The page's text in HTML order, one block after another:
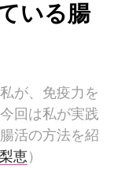
いる腸
が、免疫力を
回は私が実践
活の方法を紹
恵）